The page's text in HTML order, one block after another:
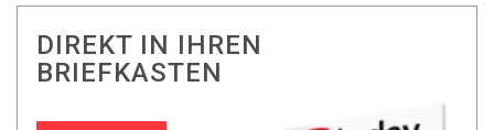
DIREKT IN IHREN
BRIEFKASTEN